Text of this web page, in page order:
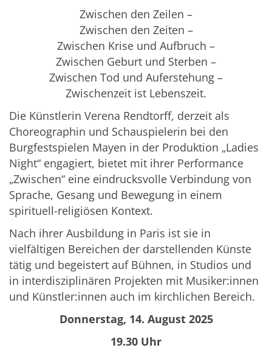
Zwischen den Zeilen –
Zwischen den Zeiten –
Zwischen Krise und Aufbruch –
Zwischen Geburt und Sterben –
Zwischen Tod und Auferstehung –
Zwischenzeit ist Lebenszeit.
Die Künstlerin Verena Rendtorff, derzeit als
Choreographin und Schauspielerin bei den
Burgfestspielen Mayen in der Produktion „Ladies
Night“ engagiert, bietet mit ihrer Performance
„Zwischen“ eine eindrucksvolle Verbindung von
Sprache, Gesang und Bewegung in einem
spirituell-religiösen Kontext.
Nach ihrer Ausbildung in Paris ist sie in
vielfältigen Bereichen der darstellenden Künste
tätig und begeistert auf Bühnen, in Studios und
in interdisziplinären Projekten mit Musiker:innen
und Künstler:innen auch im kirchlichen Bereich.
Donnerstag, 14. August 2025
19.30 Uhr